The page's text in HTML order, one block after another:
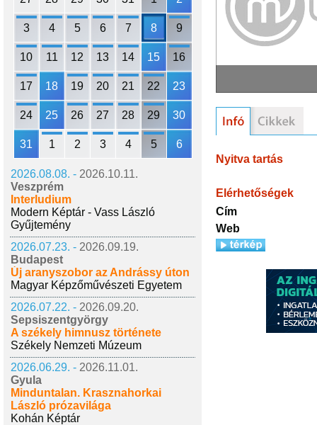
3 4 5 6 7 8 9
10 11 12 13 14 15 16
17 18 19 20 21 22 23
24 25 26 27 28 29 30
31 1 2 3 4 5 6
2026.08.08. - 2026.10.11.
Veszprém
Interludium
Modern Képtár - Vass László
Gyűjtemény
2026.07.23. - 2026.09.19.
Budapest
Új aranyszobor az Andrássy úton
Magyar Képzőművészeti Egyetem
2026.07.22. - 2026.09.20.
Sepsiszentgyörgy
A székely himnusz története
Székely Nemzeti Múzeum
2026.06.29. - 2026.11.01.
Gyula
Minduntalan. Krasznahorkai
László prózavilága
Kohán Képtár
Nyitva tartás
Elérhetőségek
Cím
Web